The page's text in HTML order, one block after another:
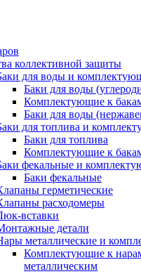
коллективной защиты
для воды и
Баки для воды
Комплектующие к
Баки для воды
для топлива и
Баки для топлива
Комплектующие к
фекальные и
Баки фекальные
герметические
расходомеры
вставки
детали
металлические и
Комплектующие к
металлическим